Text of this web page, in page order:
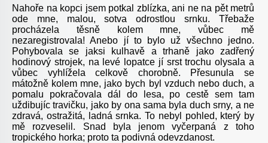
Nahoře na kopci jsem potkal zblízka, ani ne na pět metrů
ode mne, malou, sotva odrostlou srnku. Třebaže
procházela těsně kolem mne, vůbec mě
nezaregistrovala! Anebo jí to bylo už všechno jedno.
Pohybovala se jaksi kulhavě a trhaně jako zadřený
hodinový strojek, na levé lopatce jí srst trochu olysala a
vůbec vyhlížela celkově chorobně. Přesunula se
mátožně kolem mne, jako bych byl vzduch nebo duch, a
pomalu pokračovala dál do lesa, po cestě sem tam
uždibujíc travičku, jako by ona sama byla duch srny, a ne
zdravá, ostražitá, ladná srnka. To nebyl pohled, který by
mě rozveselil. Snad byla jenom vyčerpaná z toho
tropického horka; proto ta podivná odevzdanost.